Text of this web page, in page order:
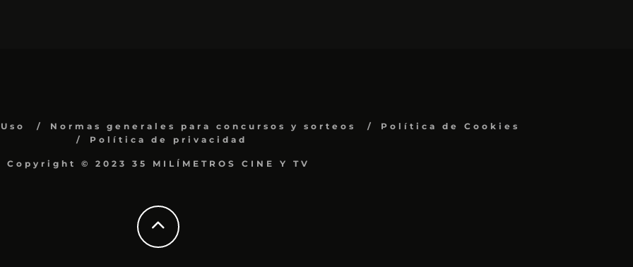
Normas generales para concursos y sorteos
Política de Cookies
Política de privacidad
Copyright © 2023 35 MILÍMETROS CINE Y TV